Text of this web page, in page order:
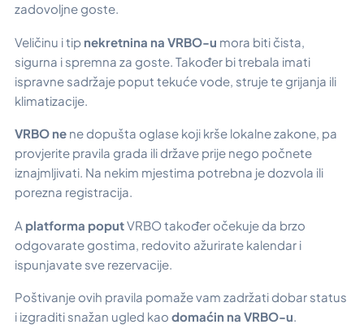
zadovoljne goste.
Veličinu i tip nekretnina na VRBO-u mora biti čista,
sigurna i spremna za goste. Također bi trebala imati
ispravne sadržaje poput tekuće vode, struje te grijanja ili
klimatizacije.
VRBO ne ne dopušta oglase koji krše lokalne zakone, pa
provjerite pravila grada ili države prije nego počnete
iznajmljivati. Na nekim mjestima potrebna je dozvola ili
porezna registracija.
A platforma poputVRBO također očekuje da brzo
odgovarate gostima, redovito ažurirate kalendar i
ispunjavate sve rezervacije.
Poštivanje ovih pravila pomaže vam zadržati dobar status
i izgraditi snažan ugled kao domaćin na VRBO-u.